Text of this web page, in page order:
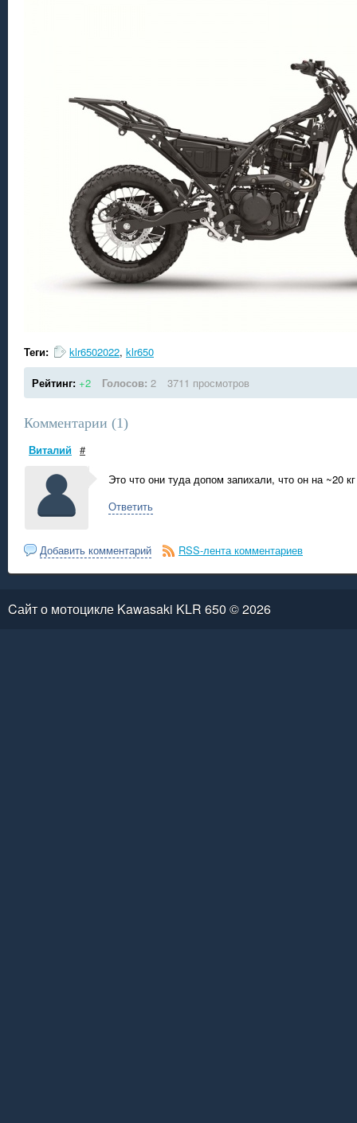
Теги: klr6502022, klr650
Рейтинг: +2 Голосов: 2 3711 просмотров
Комментарии (1)
Виталий #
Это что они туда допом запихали, что он на ~20
Ответить
Добавить комментарий RSS-лента комментариев
Cайт о мотоцикле Kawasaki KLR 650 © 2026